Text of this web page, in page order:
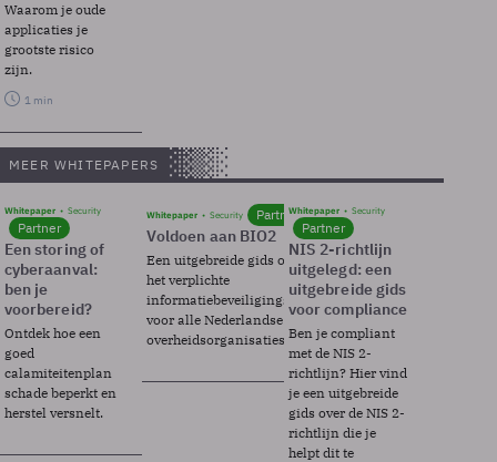
Waarom je oude
applicaties je
grootste risico
zijn.
1 min
MEER WHITEPAPERS
Whitepaper Security
Partner
Een storing of
cyberaanval:
ben je
voorbereid?
Ontdek hoe een
goed
calamiteitenplan
schade beperkt en
herstel versnelt.
Whitepaper Security Partner
Voldoen aan BIO2
Een uitgebreide gids over BIO2,
het verplichte
informatiebeveiligingsframework
voor alle Nederlandse
overheidsorganisaties.
Whitepaper Security
Partner
NIS 2-richtlijn
uitgelegd: een
uitgebreide gids
voor compliance
Ben je compliant
met de NIS 2-
richtlijn? Hier vind
je een uitgebreide
gids over de NIS 2-
richtlijn die je
helpt dit te